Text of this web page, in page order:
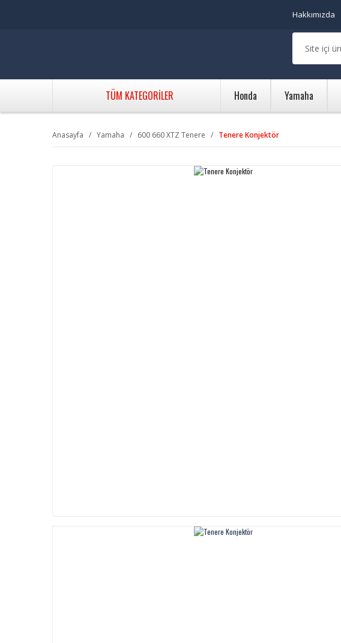
Hakkımızda
TÜM KATEGORİLER Honda Yamaha
Anasayfa Yamaha 600 660 XTZ Tenere Tenere Konjektör